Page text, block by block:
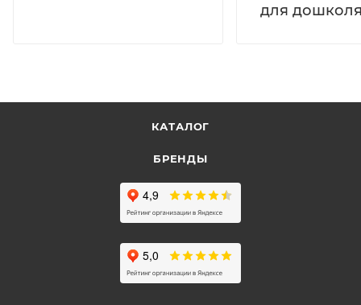
для
КАТАЛОГ
БРЕНДЫ